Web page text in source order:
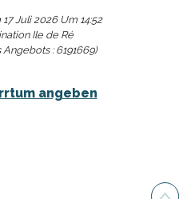
Juli 2026 Um 14:52
Ile de Ré
Angebots : 6191669)
angeben